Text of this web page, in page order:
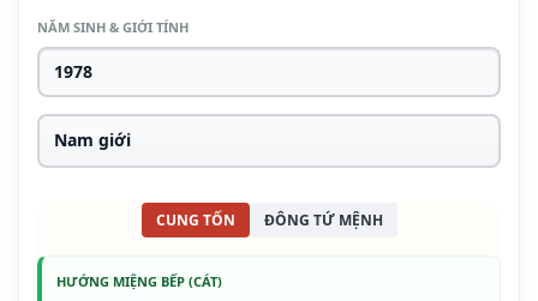
NĂM SINH & GIỚI TÍNH
CUNG TỐN ĐÔNG TỨ MỆNH
HƯỚNG MIỆNG BẾP (CÁT)